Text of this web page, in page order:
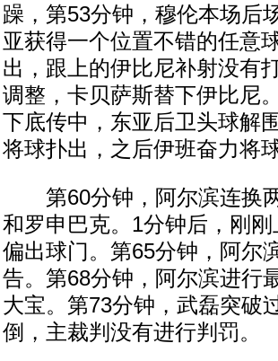
躁，第53分钟，穆伦本场后
亚获得一个位置不错的任意
出，跟上的伊比尼补射没有
调整，卡贝萨斯替下伊比尼
下底传中，东亚后卫头球解
将球扑出，之后伊班奋力将
第60分钟，阿尔滨连换两
和罗申巴克。1分钟后，刚
偏出球门。第65分钟，阿尔
告。第68分钟，阿尔滨进行
大宝。第73分钟，武磊突破
倒，主裁判没有进行判罚。